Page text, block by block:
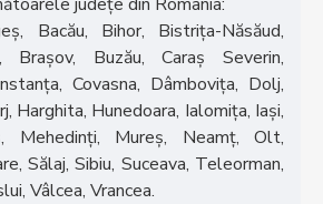
Bacău, Bihor, Bistrița-Năsăud,
Brașov, Buzău, Caraș Severin,
Covasna, Dâmbovița, Dolj,
Harghita, Hunedoara, Ialomița, Iași,
Mehedinți, Mureș, Neamț, Olt,
Sălaj, Sibiu, Suceava, Teleorman,
Vâlcea, Vrancea.